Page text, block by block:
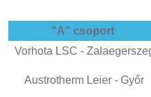
"A" csoport
Vorhota LSC -
Austrotherm Leier - Győr